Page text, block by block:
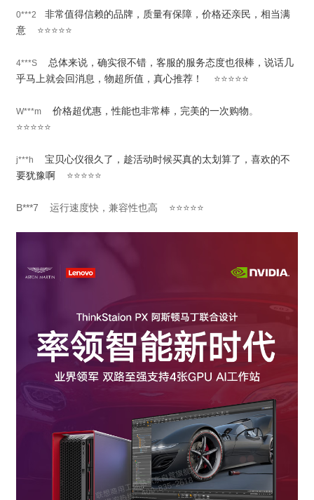
0***2
非常值得信赖的品牌，质量有保障，价格还亲民，相当满
意 ⭐⭐⭐⭐⭐
4***S
总体来说，确实很不错，客服的服务态度也很棒，说话几
乎马上就会回消息，物超所值，真心推荐 ！ ⭐⭐⭐⭐⭐
W***m 价格超优惠，性能也非常棒，完美的一次购物。
⭐⭐⭐⭐⭐
j***h
宝贝心仪很久了，趁活动时候买真的太划算了，喜欢的不
要犹豫啊 ⭐⭐⭐⭐⭐
B***7 运行速度快，兼容性也高 ⭐⭐⭐⭐⭐